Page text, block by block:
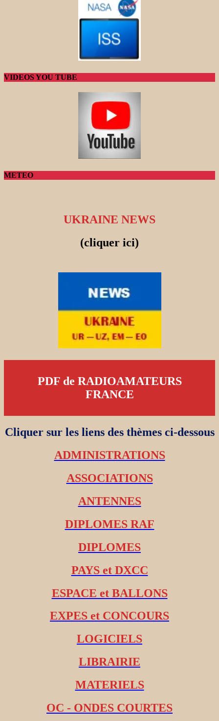
VIDEOS YOU TUBE
METEO
UKRAINE NEWS
(cliquer ici)
PDF de RADIOAMATEURS
FRANCE
Cliquer sur les liens des thèmes ci-dessous
ADMINISTRATIONS
ASSOCIATIONS
ANTENNES
DIPLOMES RAF
DIPLOMES
PAYS et DXCC
ESPACE et BALLONS
EXPES et CONCOURS
LOGICIELS
LIBRAIRIE
MATERIELS
OC - ONDES COURTES